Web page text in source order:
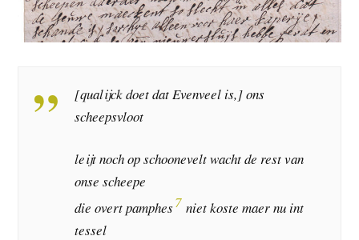
[qualijck doet dat Evenveel is,] ons
scheepsvloot
leijt noch op schoonevelt wacht de rest van
onse scheepe
die overt pamphes7 niet koste maer nu int
tessel